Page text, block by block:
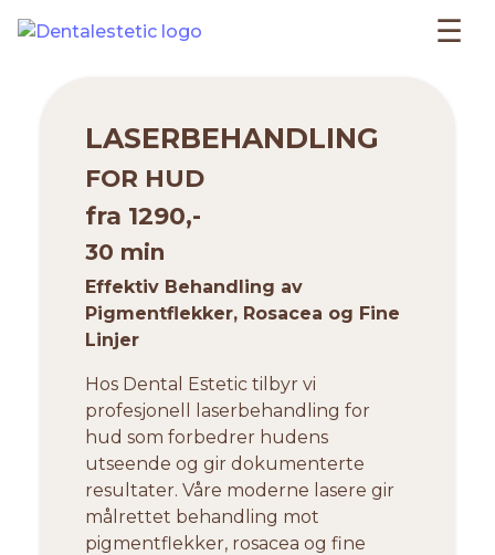
☰
LASERBEHANDLING
FOR HUD
fra 1290,-
30 min
Effektiv Behandling av
Pigmentflekker, Rosacea og Fine
Linjer
Hos Dental Estetic tilbyr vi
profesjonell laserbehandling for
hud som forbedrer hudens
utseende og gir dokumenterte
resultater. Våre moderne lasere gir
målrettet behandling mot
pigmentflekker, rosacea og fine